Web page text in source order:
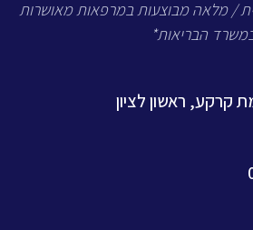
/ מלאה מבוצעות במרפאות מאושרות
הבריאות*